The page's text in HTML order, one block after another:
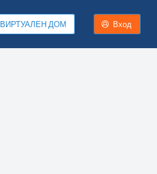
ВИРТУАЛЕН ДОМ Вход